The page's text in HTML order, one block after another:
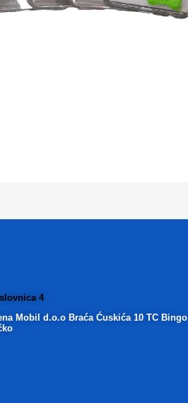
4
Mobil d.o.o Braća Ćuskića 10 TC Bingo